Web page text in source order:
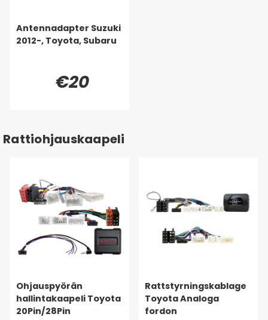
Antennadapter Suzuki
2012-, Toyota, Subaru
€20
Rattiohjauskaapeli
Ohjauspyörän
hallintakaapeli Toyota
20Pin/28Pin
Rattstyrningskablage
Toyota Analoga
fordon